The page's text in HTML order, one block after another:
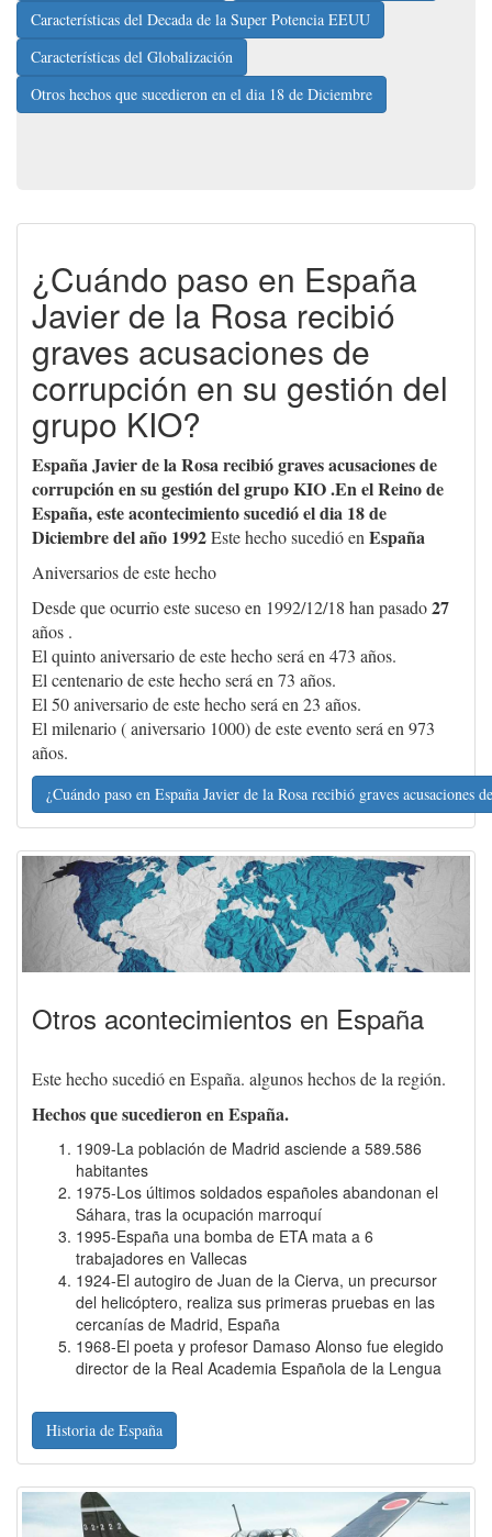
Características del Decada de la Super Potencia EEUU
Características del Globalización
Otros hechos que sucedieron en el dia 18 de Diciembre
¿Cuándo paso en España
Javier de la Rosa recibió
graves acusaciones de
corrupción en su gestión del
grupo KIO?
España Javier de la Rosa recibió graves acusaciones de
corrupción en su gestión del grupo KIO .En el Reino de
España, este acontecimiento sucedió el dia 18 de
Diciembre del año 1992Este hecho sucedió en España
Aniversarios de este hecho
Desde que ocurrio este suceso en 1992/12/18 han pasado27
años .
El quinto aniversario de este hecho será en 473 años.
El centenario de este hecho será en 73 años.
El 50 aniversario de este hecho será en 23 años.
El milenario ( aniversario 1000) de este evento será en 973
años.
¿Cuándo paso en España Javier de la Rosa recibió graves
Otros acontecimientos en España
Este hecho sucedió en España. algunos hechos de la región.
Hechos que sucedieron en España.
1909-La población de Madrid asciende a 589.586
habitantes
1975-Los últimos soldados españoles abandonan el
Sáhara, tras la ocupación marroquí
1995-España una bomba de ETA mata a 6
trabajadores en Vallecas
1924-El autogiro de Juan de la Cierva, un precursor
del helicóptero, realiza sus primeras pruebas en las
cercanías de Madrid, España
1968-El poeta y profesor Damaso Alonso fue elegido
director de la Real Academia Española de la Lengua
Historia de España